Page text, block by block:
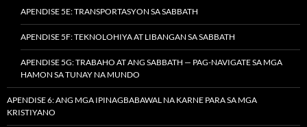
APENDISE 5E: TRANSPORTASYON SA SABBATH
APENDISE 5F: TEKNOLOHIYA AT LIBANGAN SA SABBATH
APENDISE 5G: TRABAHO AT ANG SABBATH — PAG-NAVIGATE SA MGA
HAMON SA TUNAY NA MUNDO
APENDISE 6: ANG MGA IPINAGBABAWAL NA KARNE PARA SA MGA
KRISTIYANO